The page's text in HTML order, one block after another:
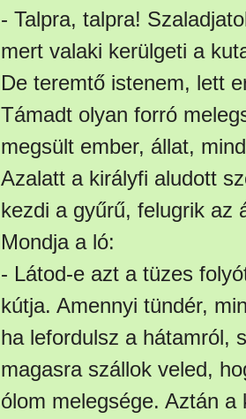
- Talpra, talpra!
mert valaki kerülgeti a
De teremtő istenem, lett
Támadt olyan forró
megsült ember, állat,
Azalatt a királyfi aludott
kezdi a gyűrű, felugrik az
Mondja a ló:
- Látod-e azt a tüzes
kútja. Amennyi tündér,
ha lefordulsz a hátamról,
magasra szállok veled,
ólom melegsége. Aztán